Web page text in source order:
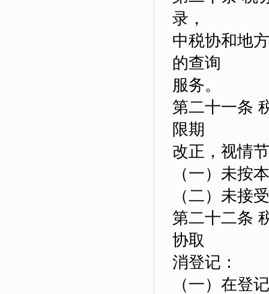
录，
中税协和地
的查询
服务。
第二十一条
限期
改正，视情
（一）未按
（二）未接
第二十二条
协取
消登记：
（一）在登